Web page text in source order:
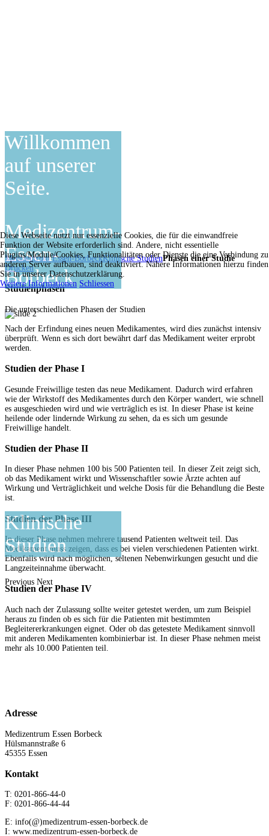
Willkommen
auf unserer
Seite.
Medizentrum-
Essen-
Borbeck
Klinische
Studien
Previous Next
Medizentrum Essen-BorbeckKlinische StudienPhasen einer Studie
Drucken
Studienphasen
Die unterschiedlichen Phasen der Studien
Nach der Erfindung eines neuen Medikamentes, wird dies zunächst intensiv
überprüft. Wenn es sich dort bewährt darf das Medikament weiter erprobt
werden.
Studien der Phase I
Gesunde Freiwillige testen das neue Medikament. Dadurch wird erfahren
wie der Wirkstoff des Medikamentes durch den Körper wandert, wie schnell
es ausgeschieden wird und wie verträglich es ist. In dieser Phase ist keine
heilende oder lindernde Wirkung zu sehen, da es sich um gesunde
Freiwillige handelt.
Studien der Phase II
In dieser Phase nehmen 100 bis 500 Patienten teil. In dieser Zeit zeigt sich,
ob das Medikament wirkt und Wissenschaftler sowie Ärzte achten auf
Wirkung und Verträglichkeit und welche Dosis für die Behandlung die Beste
ist.
Studiender Phase III
In dieser Phase nehmen mehrere tausend Patienten weltweit teil. Das
Medikament muss zeigen, dass es bei vielen verschiedenen Patienten wirkt.
Ebenfalls wird nach möglichen, seltenen Nebenwirkungen gesucht und die
Langzeiteinnahme überwacht.
Studien der Phase IV
Auch nach der Zulassung sollte weiter getestet werden, um zum Beispiel
heraus zu finden ob es sich für die Patienten mit bestimmten
Begleitererkrankungen eignet. Oder ob das getestete Medikament sinnvoll
mit anderen Medikamenten kombinierbar ist. In dieser Phase nehmen meist
mehr als 10.000 Patienten teil.
Adresse
Medizentrum Essen Borbeck
Hülsmannstraße 6
45355 Essen
Kontakt
T: 0201-866-44-0
F: 0201-866-44-44
E: info(@)medizentrum-essen-borbeck.de
I: www.medizentrum-essen-borbeck.de
Diese Webseite nutzt nur essenzielle Cookies, die für die einwandfreie
Funktion der Website erforderlich sind. Andere, nicht essentielle
Plugins/Module/Cookies, Funktionalitäten oder Dienste die eine Verbindung zu
anderen Server aufbauen, sind deaktiviert. Nähere Informationen hierzu finden
Sie in unserer Datenschutzerklärung.
Weitere Informationen Schliessen